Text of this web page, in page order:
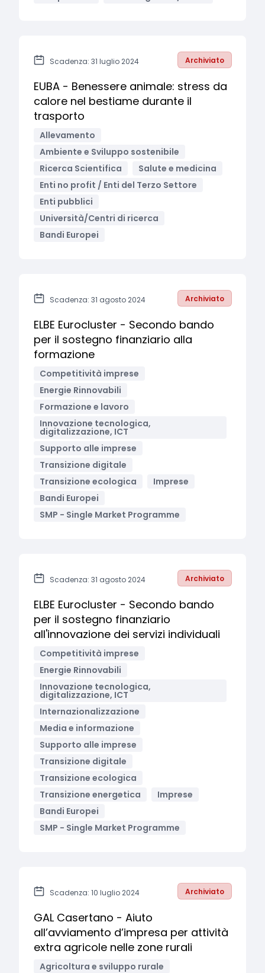
Scadenza: 31 luglio 2024 Archiviato
EUBA - Benessere animale: stress da
calore nel bestiame durante il
trasporto
Allevamento
Ambiente e Sviluppo sostenibile
Ricerca Scientifica
Salute e medicina
Enti no profit / Enti del Terzo Settore
Enti pubblici
Università/Centri di ricerca
Bandi Europei
Scadenza: 31 agosto 2024 Archiviato
ELBE Eurocluster - Secondo bando
per il sostegno finanziario alla
formazione
Competitività imprese
Energie Rinnovabili
Formazione e lavoro
Innovazione tecnologica,
digitalizzazione, ICT
Supporto alle imprese
Transizione digitale
Transizione ecologica
Imprese
Bandi Europei
SMP - Single Market Programme
Scadenza: 31 agosto 2024 Archiviato
ELBE Eurocluster - Secondo bando
per il sostegno finanziario
all'innovazione dei servizi individuali
Competitività imprese
Energie Rinnovabili
Innovazione tecnologica,
digitalizzazione, ICT
Internazionalizzazione
Media e informazione
Supporto alle imprese
Transizione digitale
Transizione ecologica
Transizione energetica
Imprese
Bandi Europei
SMP - Single Market Programme
Scadenza: 10 luglio 2024 Archiviato
GAL Casertano - Aiuto
all’avviamento d’impresa per attività
extra agricole nelle zone rurali
Agricoltura e sviluppo rurale